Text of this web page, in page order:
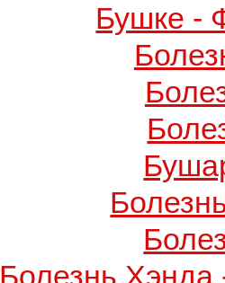
Бушке -
Болезнь